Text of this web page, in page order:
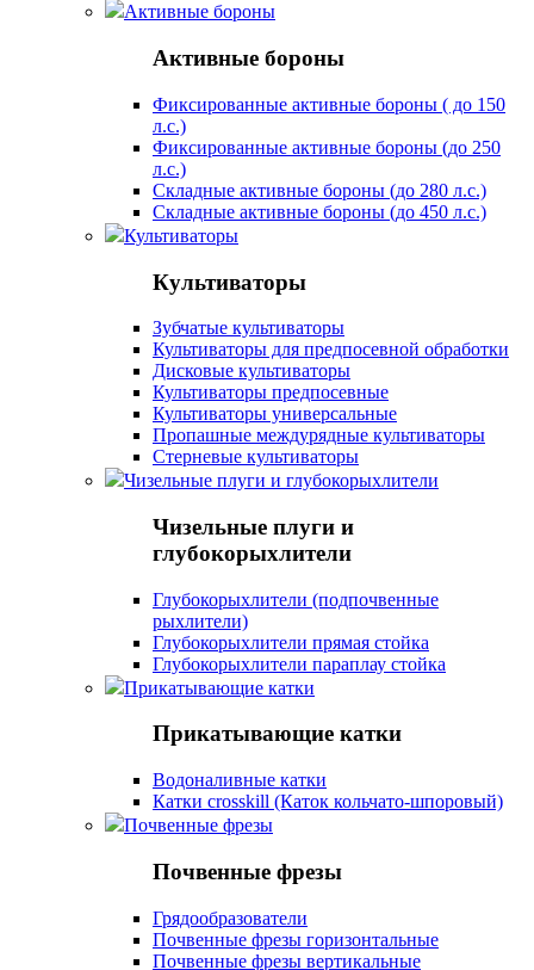
Активные бороны
Активные бороны
Фиксированные активные бороны ( до 150
л.с.)
Фиксированные активные бороны (до 250
л.с.)
Складные активные бороны (до 280 л.с.)
Складные активные бороны (до 450 л.с.)
Культиваторы
Культиваторы
Зубчатые культиваторы
Культиваторы для предпосевной обработки
Дисковые культиваторы
Культиваторы предпосевные
Культиваторы универсальные
Пропашные междурядные культиваторы
Стерневые культиваторы
Чизельные плуги и глубокорыхлители
Чизельные плуги и
глубокорыхлители
Глубокорыхлители (подпочвенные
рыхлители)
Глубокорыхлители прямая стойка
Глубокорыхлители параплау стойка
Прикатывающие катки
Прикатывающие катки
Водоналивные катки
Катки crosskill (Каток кольчато-шпоровый)
Почвенные фрезы
Почвенные фрезы
Грядообразователи
Почвенные фрезы горизонтальные
Почвенные фрезы вертикальные